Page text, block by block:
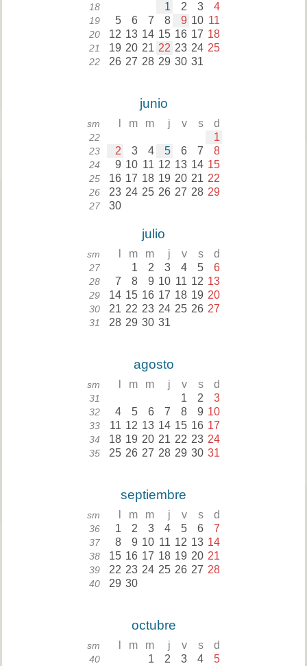
18 1 2 3 4
19 5 6 7 8 9 10 11
20 12 13 14 15 16 17 18
21 19 20 21 22 23 24 25
22 26 27 28 29 30 31
junio
sm m m j v s d
22 1
23 2 3 4 5 6 7 8
24 9 10 11 12 13 14 15
25 16 17 18 19 20 21 22
26 23 24 25 26 27 28 29
27 30
julio
sm m m j v s d
27 1 2 3 4 5 6
28 7 8 9 10 11 12 13
29 14 15 16 17 18 19 20
30 21 22 23 24 25 26 27
31 28 29 30 31
agosto
sm m m j v s d
31 1 2 3
32 4 5 6 7 8 9 10
33 11 12 13 14 15 16 17
34 18 19 20 21 22 23 24
35 25 26 27 28 29 30 31
septiembre
sm m m j v s d
36 1 2 3 4 5 6 7
37 8 9 10 11 12 13 14
38 15 16 17 18 19 20 21
39 22 23 24 25 26 27 28
40 29 30
octubre
sm m m j v s d
40 1 2 3 4 5